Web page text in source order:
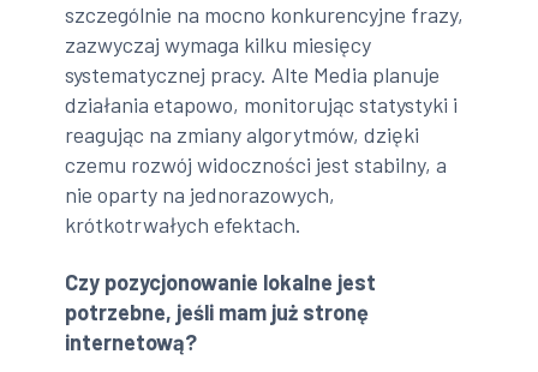
szczególnie na mocno konkurencyjne frazy,
zazwyczaj wymaga kilku miesięcy
systematycznej pracy. Alte Media planuje
działania etapowo, monitorując statystyki i
reagując na zmiany algorytmów, dzięki
czemu rozwój widoczności jest stabilny, a
nie oparty na jednorazowych,
krótkotrwałych efektach.
Czy pozycjonowanie lokalne jest
potrzebne, jeśli mam już stronę
internetową?